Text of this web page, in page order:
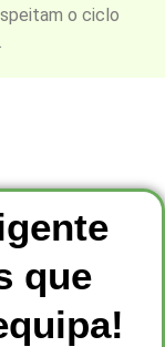
o ciclo
que